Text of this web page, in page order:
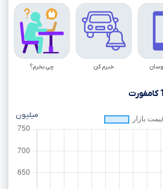
خبرم کن چی بخرم؟
کامفورت
میلیون